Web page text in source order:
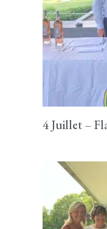
4 Juillet –